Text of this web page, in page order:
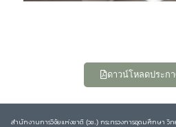
ดาวน์โหลดประก
สำนักงานการวิจัยแห่งชาติ (วช.) กระทรวงการอุดมศึกษา วิ